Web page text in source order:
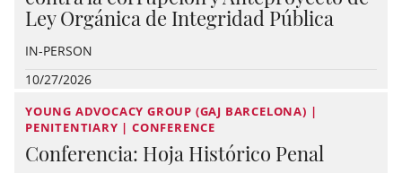
Ley Orgánica de Integridad Pública
IN-PERSON
10/27/2026
YOUNG ADVOCACY GROUP (GAJ BARCELONA) |
PENITENTIARY | CONFERENCE
Conferencia: Hoja Histórico Penal